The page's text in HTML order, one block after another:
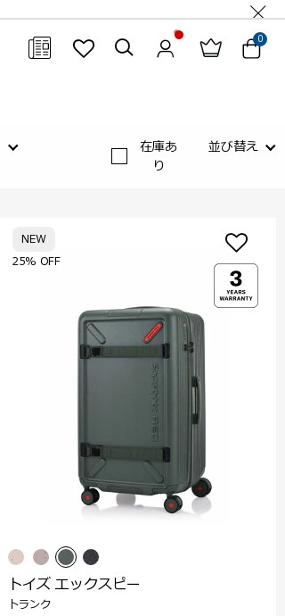
0
在庫あ
り
並び替え
25% OFF
NEW
トイズ エックスピー
トランク